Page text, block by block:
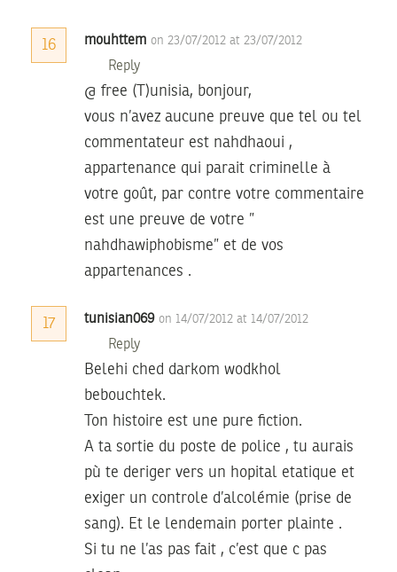
16 mouhttem on 23/07/2012 at 23/07/2012
Reply
@ free (T)unisia, bonjour,
vous n’avez aucune preuve que tel ou tel
commentateur est nahdhaoui ,
appartenance qui parait criminelle à
votre goût, par contre votre commentaire
est une preuve de votre ”
nahdhawiphobisme” et de vos
appartenances .
17 tunisian069 on 14/07/2012 at 14/07/2012
Reply
Belehi ched darkom wodkhol
bebouchtek.
Ton histoire est une pure fiction.
A ta sortie du poste de police , tu aurais
pù te deriger vers un hopital etatique et
exiger un controle d’alcolémie (prise de
sang). Et le lendemain porter plainte .
Si tu ne l’as pas fait , c’est que c pas